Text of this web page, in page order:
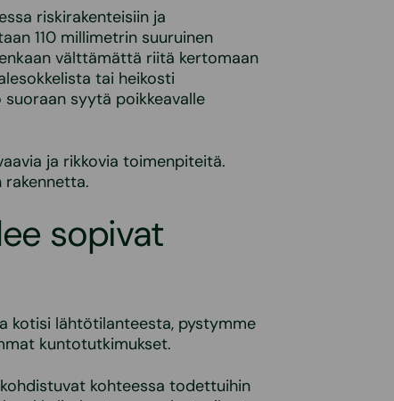
riskirakenteisiin ja
110 millimetrin suuruinen
välttämättä riitä kertomaan
tai heikosti
syytä poikkeavalle
ja rikkovia toimenpiteitä.
rakennetta.
sopivat
kotisi lähtötilanteesta, pystymme
kuntotutkimukset.
kohteessa todettuihin